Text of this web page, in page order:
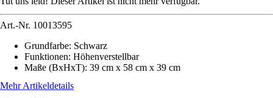
Art.-Nr. 10013595
Grundfarbe: Schwarz
Funktionen: Höhenverstellbar
Maße (BxHxT): 39 cm x 58 cm x 39 cm
Mehr Artikeldetails